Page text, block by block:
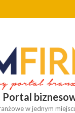
Portal
w jednym